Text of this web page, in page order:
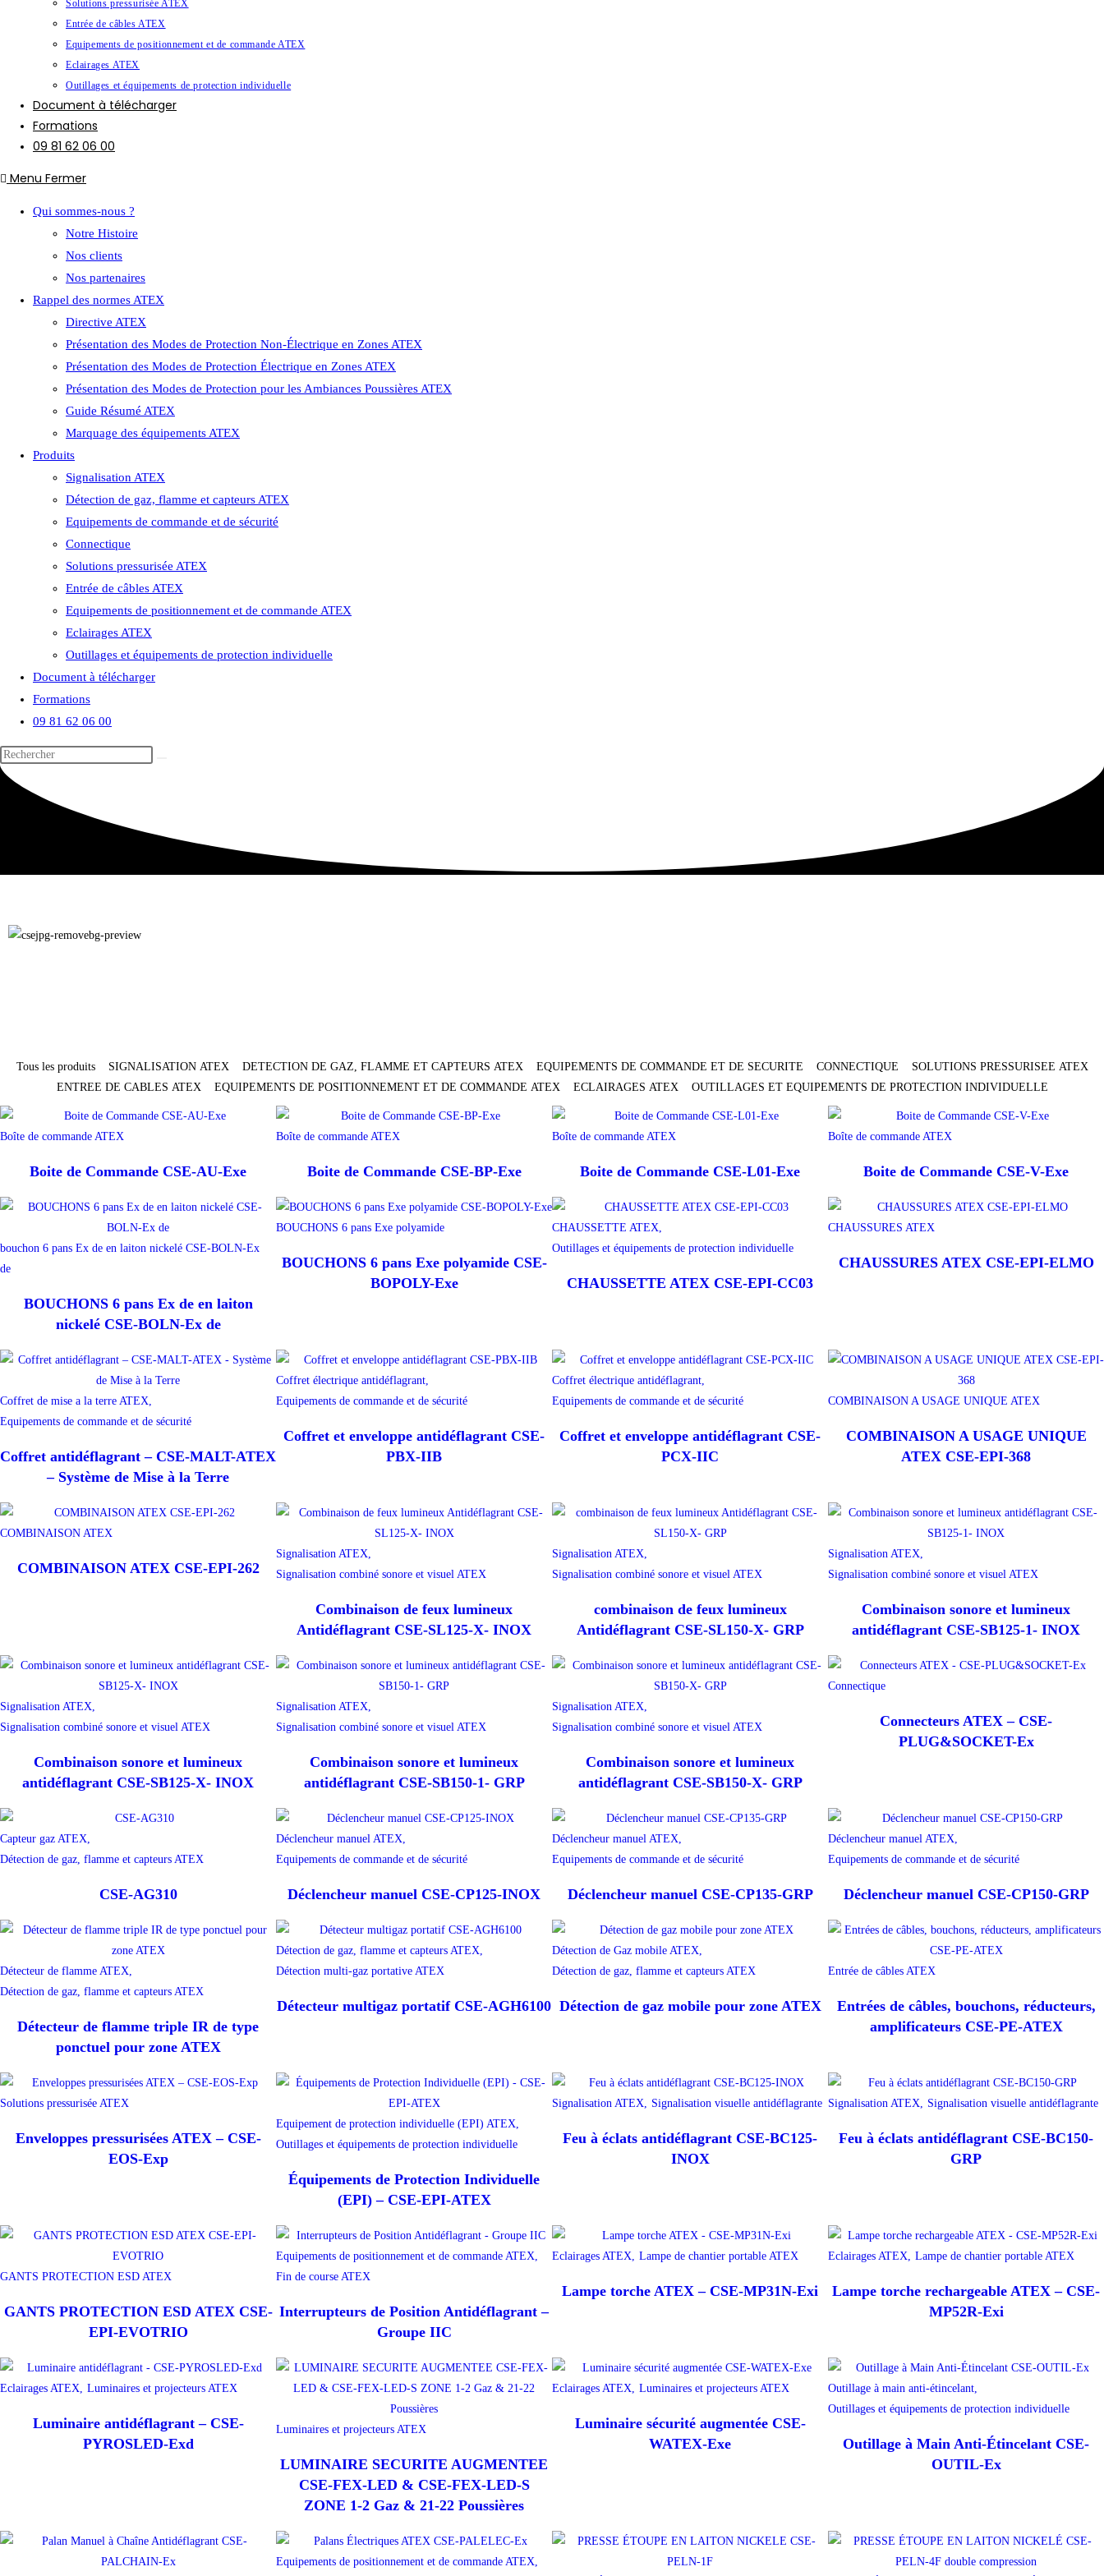
Solutions pressurisée ATEX
Entrée de câbles ATEX
Equipements de positionnement et de commande ATEX
Eclairages ATEX
Outillages et équipements de protection individuelle
Document à télécharger
Formations
09 81 62 06 00
Menu Fermer
Qui sommes-nous ?
Notre Histoire
Nos clients
Nos partenaires
Rappel des normes ATEX
Directive ATEX
Présentation des Modes de Protection Non-Électrique en Zones ATEX
Présentation des Modes de Protection Électrique en Zones ATEX
Présentation des Modes de Protection pour les Ambiances Poussières ATEX
Guide Résumé ATEX
Marquage des équipements ATEX
Produits
Signalisation ATEX
Détection de gaz, flamme et capteurs ATEX
Equipements de commande et de sécurité
Connectique
Solutions pressurisée ATEX
Entrée de câbles ATEX
Equipements de positionnement et de commande ATEX
Eclairages ATEX
Outillages et équipements de protection individuelle
Document à télécharger
Formations
09 81 62 06 00
Tous les produits SIGNALISATION ATEX DETECTION DE GAZ, FLAMME ET CAPTEURS ATEX EQUIPEMENTS DE COMMANDE ET DE SECURITE CONNECTIQUE
SOLUTIONS PRESSURISEE ATEX
ENTREE DE CABLES ATEX
EQUIPEMENTS DE POSITIONNEMENT ET DE COMMANDE ATEX ECLAIRAGES ATEX OUTILLAGES ET EQUIPEMENTS DE PROTECTION INDIVIDUELLE
Boîte de commande ATEX
Boite de Commande CSE-AU-Exe
Boîte de commande ATEX
Boite de Commande CSE-BP-Exe
Boîte de commande ATEX
Boite de Commande CSE-L01-Exe
Boîte de commande ATEX
Boite de Commande CSE-V-Exe
bouchon 6 pans Ex de en laiton nickelé CSE-BOLN-Ex
de
BOUCHONS 6 pans Ex de en laiton
nickelé CSE-BOLN-Ex de
BOUCHONS 6 pans Exe polyamide
BOUCHONS 6 pans Exe polyamide CSE-
BOPOLY-Exe
CHAUSSETTE ATEX,
Outillages et équipements de protection individuelle
CHAUSSETTE ATEX CSE-EPI-CC03
CHAUSSURES ATEX
CHAUSSURES ATEX CSE-EPI-ELMO
Coffret de mise a la terre ATEX,
Equipements de commande et de sécurité
Coffret antidéflagrant – CSE-MALT-ATEX
– Système de Mise à la Terre
Coffret électrique antidéflagrant,
Equipements de commande et de sécurité
Coffret et enveloppe antidéflagrant CSE-
PBX-IIB
Coffret électrique antidéflagrant,
Equipements de commande et de sécurité
Coffret et enveloppe antidéflagrant CSE-
PCX-IIC
COMBINAISON A USAGE UNIQUE ATEX
COMBINAISON A USAGE UNIQUE
ATEX CSE-EPI-368
COMBINAISON ATEX
COMBINAISON ATEX CSE-EPI-262
Signalisation ATEX,
Signalisation combiné sonore et visuel ATEX
Combinaison de feux lumineux
Antidéflagrant CSE-SL125-X- INOX
Signalisation ATEX,
Signalisation combiné sonore et visuel ATEX
combinaison de feux lumineux
Antidéflagrant CSE-SL150-X- GRP
Signalisation ATEX,
Signalisation combiné sonore et visuel ATEX
Combinaison sonore et lumineux
antidéflagrant CSE-SB125-1- INOX
Signalisation ATEX,
Signalisation combiné sonore et visuel ATEX
Combinaison sonore et lumineux
antidéflagrant CSE-SB125-X- INOX
Signalisation ATEX,
Signalisation combiné sonore et visuel ATEX
Combinaison sonore et lumineux
antidéflagrant CSE-SB150-1- GRP
Signalisation ATEX,
Signalisation combiné sonore et visuel ATEX
Combinaison sonore et lumineux
antidéflagrant CSE-SB150-X- GRP
Connectique
Connecteurs ATEX – CSE-
PLUG&SOCKET-Ex
Capteur gaz ATEX,
Détection de gaz, flamme et capteurs ATEX
CSE-AG310
Déclencheur manuel ATEX,
Equipements de commande et de sécurité
Déclencheur manuel CSE-CP125-INOX
Déclencheur manuel ATEX,
Equipements de commande et de sécurité
Déclencheur manuel CSE-CP135-GRP
Déclencheur manuel ATEX,
Equipements de commande et de sécurité
Déclencheur manuel CSE-CP150-GRP
Détecteur de flamme ATEX,
Détection de gaz, flamme et capteurs ATEX
Détecteur de flamme triple IR de type
ponctuel pour zone ATEX
Détection de gaz, flamme et capteurs ATEX,
Détection multi-gaz portative ATEX
Détecteur multigaz portatif CSE-AGH6100
Détection de Gaz mobile ATEX,
Détection de gaz, flamme et capteurs ATEX
Détection de gaz mobile pour zone ATEX
Entrée de câbles ATEX
Entrées de câbles, bouchons, réducteurs,
amplificateurs CSE-PE-ATEX
Solutions pressurisée ATEX
Enveloppes pressurisées ATEX – CSE-
EOS-Exp
Equipement de protection individuelle (EPI) ATEX,
Outillages et équipements de protection individuelle
Équipements de Protection Individuelle
(EPI) – CSE-EPI-ATEX
Signalisation ATEX, Signalisation visuelle antidéflagrante
Feu à éclats antidéflagrant CSE-BC125-
INOX
Signalisation ATEX, Signalisation visuelle antidéflagrante
Feu à éclats antidéflagrant CSE-BC150-
GRP
GANTS PROTECTION ESD ATEX
GANTS PROTECTION ESD ATEX CSE-
EPI-EVOTRIO
Equipements de positionnement et de commande ATEX,
Fin de course ATEX
Interrupteurs de Position Antidéflagrant –
Groupe IIC
Eclairages ATEX, Lampe de chantier portable ATEX
Lampe torche ATEX – CSE-MP31N-Exi
Eclairages ATEX, Lampe de chantier portable ATEX
Lampe torche rechargeable ATEX – CSE-
MP52R-Exi
Eclairages ATEX, Luminaires et projecteurs ATEX
Luminaire antidéflagrant – CSE-
PYROSLED-Exd
Luminaires et projecteurs ATEX
LUMINAIRE SECURITE AUGMENTEE
CSE-FEX-LED & CSE-FEX-LED-S
ZONE 1-2 Gaz & 21-22 Poussières
Eclairages ATEX, Luminaires et projecteurs ATEX
Luminaire sécurité augmentée CSE-
WATEX-Exe
Outillage à main anti-étincelant,
Outillages et équipements de protection individuelle
Outillage à Main Anti-Étincelant CSE-
OUTIL-Ex
Equipements de positionnement et de commande ATEX,